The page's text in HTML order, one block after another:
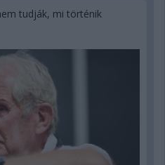
tudják, mi történik